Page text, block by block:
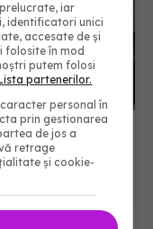
Fundeni.
iar
identificatori unici
accesate de și
folosite în mod
putem folosi
partenerilor.
personal în
prin gestionarea
de jos a
retrage
și cookie-